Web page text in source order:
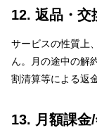
12. 返品・交
サービスの性質上
ん。月の途中の解
割清算等による返
13. 月額課金